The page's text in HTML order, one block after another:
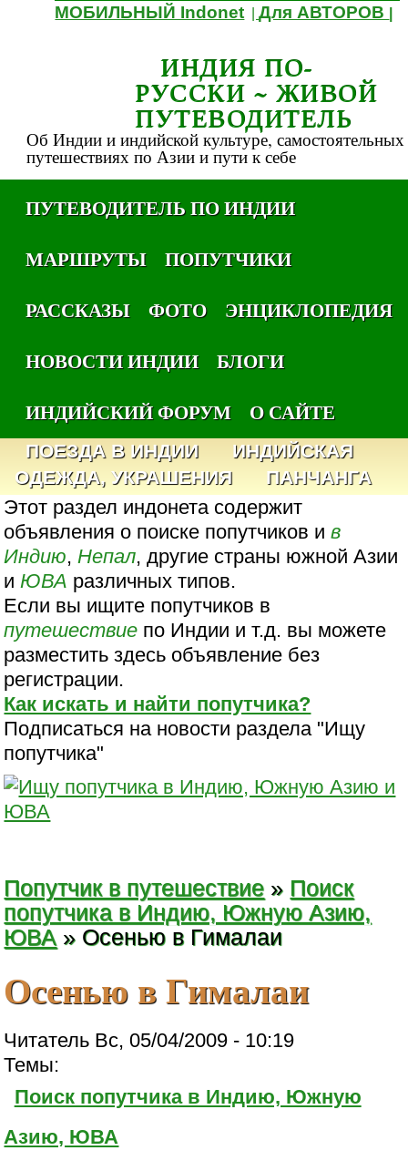
МОБИЛЬНЫЙ Indonet |Для АВТОРОВ
ИНДИЯ ПО-
РУССКИ ~ ЖИВОЙ
ПУТЕВОДИТЕЛЬ
Об Индии и индийской культуре, самостоятельных
путешествиях по Азии и пути к себе
ПУТЕВОДИТЕЛЬ ПО ИНДИИ
МАРШРУТЫ
ПОПУТЧИКИ
РАССКАЗЫ
ФОТО
ЭНЦИКЛОПЕДИЯ
НОВОСТИ ИНДИИ
БЛОГИ
ИНДИЙСКИЙ ФОРУМ
О САЙТЕ
ПОЕЗДА В ИНДИИ
ИНДИЙСКАЯ
ОДЕЖДА, УКРАШЕНИЯ
ПАНЧАНГА
Этот раздел индонета содержит
объявления о поиске попутчиков ив
Индию,Непал, другие страны южной Азии
иЮВА различных типов.
Если вы ищите попутчиков в
путешествие по Индии и т.д. вы можете
разместить здесь объявление без
регистрации.
Как искать и найти попутчика?
Подписаться на новости раздела "Ищу
попутчика"
Попутчик в путешествие » Поиск
попутчика в Индию, Южную Азию,
ЮВА » Осенью в Гималаи
Осенью в Гималаи
Читатель Вс, 05/04/2009 - 10:19
Темы:
Поиск попутчика в Индию, Южную
Азию, ЮВА